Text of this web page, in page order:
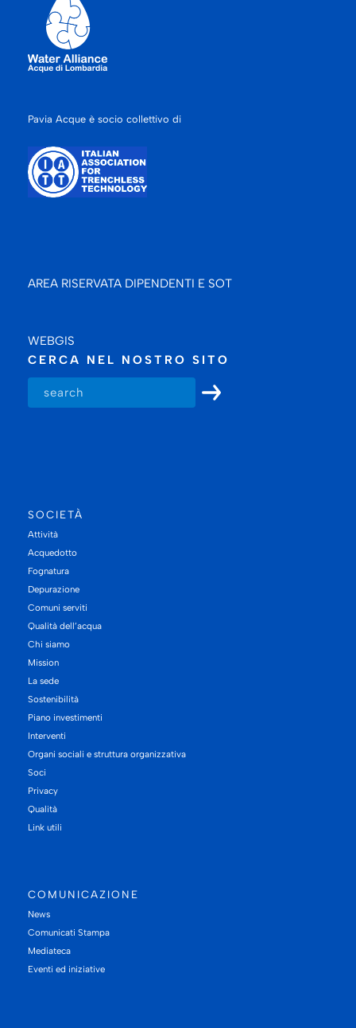
Pavia Acque è socio collettivo di
AREA RISERVATA DIPENDENTI E SOT
WEBGIS
CERCA NEL NOSTRO SITO
SOCIETÀ
Attività
Acquedotto
Fognatura
Depurazione
Comuni serviti
Qualità dell’acqua
Chi siamo
Mission
La sede
Sostenibilità
Piano investimenti
Interventi
Organi sociali e struttura organizzativa
Soci
Privacy
Qualità
Link utili
COMUNICAZIONE
News
Comunicati Stampa
Mediateca
Eventi ed iniziative